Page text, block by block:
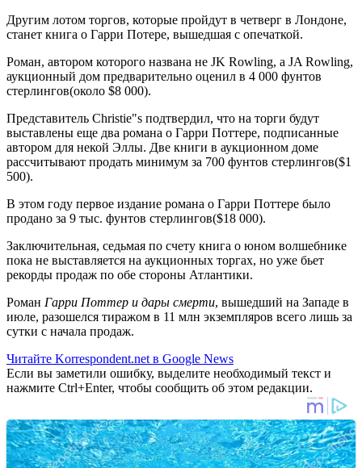
Другим лотом торгов, которые пройдут в четверг в Лондоне,
станет книга о Гарри Потере, вышедшая с опечаткой.
Роман, автором которого названа не JK Rowling, а JA Rowling,
аукционный дом предварительно оценил в 4 000 фунтов
стерлингов(около $8 000).
Представитель Christie"s подтвердил, что на торги будут
выставлены еще два романа о Гарри Поттере, подписанные
автором для некой Эллы. Две книги в аукционном доме
рассчитывают продать минимум за 700 фунтов стерлингов($1
500).
В этом году первое издание романа о Гарри Поттере было
продано за 9 тыс. фунтов стерлингов($18 000).
Заключительная, седьмая по счету книга о юном волшебнике
пока не выставляется на аукционных торгах, но уже бьет
рекорды продаж по обе стороны Атлантики.
Роман Гарри Поттер и дары смерти, вышедший на Западе в
июле, разошелся тиражом в 11 млн экземпляров всего лишь за
сутки с начала продаж.
Читайте Korrespondent.net в Google News
Если вы заметили ошибку, выделите необходимый текст и
нажмите Ctrl+Enter, чтобы сообщить об этом редакции.